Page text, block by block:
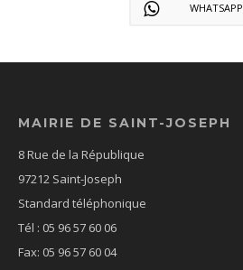
WHATSAPP
MAIRIE DE SAINT-JOSEPH
8 Rue de la République
97212 Saint-Joseph
Standard téléphonique
Tél : 05 96 57 60 06
Fax: 05 96 57 60 04